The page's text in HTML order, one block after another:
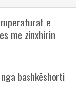
e
me zinxhirin
bashkëshorti